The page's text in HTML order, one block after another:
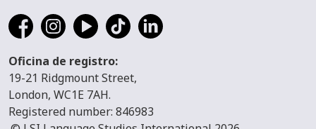
Oficina de registro:
19-21 Ridgmount Street,
London, WC1E 7AH.
Registered number: 846983